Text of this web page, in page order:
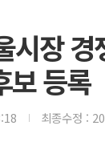
시장
보 등록
최종수정 :